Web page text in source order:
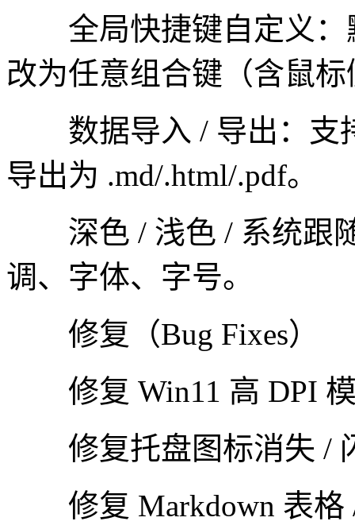
全局快捷键自定义：
改为任意组合键（含鼠
数据导入 / 导出：支
导出为 .md/.html/.pdf。
深色 / 浅色 / 系统跟随
调、字体、字号。
修复（Bug Fixes）
修复 Win11 高 DPI 模
修复托盘图标消失 /
修复 Markdown 表格